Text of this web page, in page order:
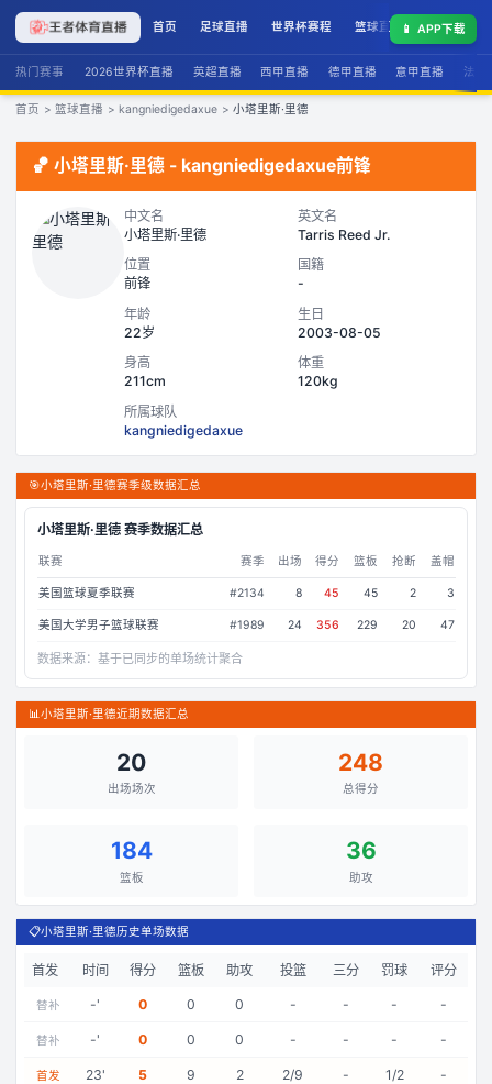
首页 足球直播 世界杯赛程 篮球直播 联赛积分
📱 APP下载
热门赛事 2026世界杯直播 英超直播 西甲直播 德甲直播 意甲直播 法甲
首页 > 篮球直播 > kangniedigedaxue > 小塔里斯·里德
🏀 小塔里斯·里德 - kangniedigedaxue前锋
中文名
小塔里斯·里德
英文名
Tarris Reed Jr.
位置
前锋
国籍
-
年龄
22岁
生日
2003-08-05
身高
211cm
体重
120kg
所属球队
kangniedigedaxue
🎯小塔里斯·里德赛季级数据汇总
小塔里斯·里德赛季数据汇总
联赛 赛季 出场 得分 篮板 抢断 盖帽
美国篮球夏季联赛 #2134 8 45 45 2 3
美国大学男子篮球联赛 #1989 24 356 229 20 47
数据来源： 基于已同步的单场统计聚合
📊小塔里斯·里德近期数据汇总
20
出场场次
248
总得分
184
篮板
36
助攻
📋小塔里斯·里德历史单场数据
首发 时间 得分 篮板 助攻 投篮 三分 罚球 评分
替补 -' 0 0 0 - - - -
替补 -' 0 0 0 - - - -
首发 23' 5 9 2 2/9 - 1/2 -